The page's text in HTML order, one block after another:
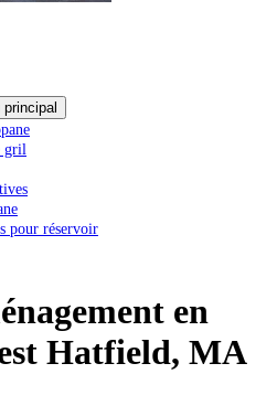
principal
gril
pour réservoir
en
Hatfield, MA